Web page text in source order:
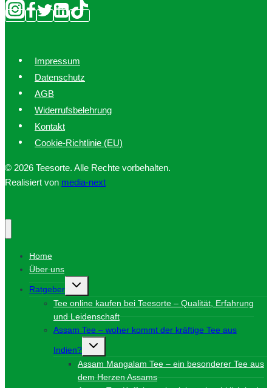
Impressum
Datenschutz
AGB
Widerrufsbelehrung
Kontakt
Cookie-Richtlinie (EU)
© 2026 Teesorte. Alle Rechte vorbehalten.
Realisiert von media-next
Home
Über uns
Ratgeber
Untermenü
umschalten
Tee online kaufen bei Teesorte – Qualität, Erfahrung
und Leidenschaft
Assam Tee – woher kommt der kräftige Tee aus
Indien?
Untermenü
umschalten
Assam Mangalam Tee – ein besonderer Tee aus
dem Herzen Assams